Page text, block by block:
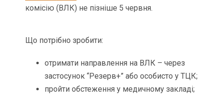
комісію (ВЛК) не пізніше 5 червня.
Що потрібно зробити:
отримати направлення на ВЛК – через
застосунок “Резерв+” або особисто у ТЦК;
пройти обстеження у медичному закладі;